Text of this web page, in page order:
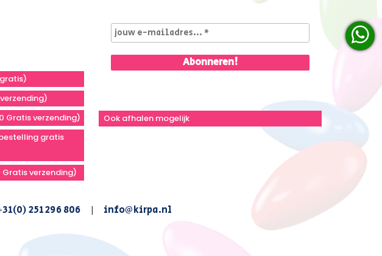
Gratis verzending)
gratis
verzending)
Ook afhalen mogelijk
251 296 806 | info@kirpa.nl